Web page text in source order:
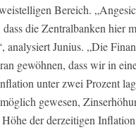
Bereich.
die Zentralbanken hier
analysiert Junius. „Die
gewöhnen, dass wir in
unter zwei Prozent
gewesen,
der derzeitigen